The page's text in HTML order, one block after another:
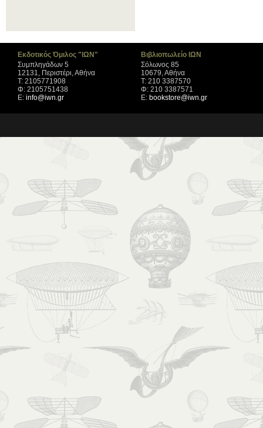
Εκδοτικός Όμιλος "ΙΩΝ"
Συμπληγάδων 5
12131, Περιστέρι, Αθήνα
Τ: 2105771908
Φ: 2105751438
Ε: info@iwn.gr
Βιβλιοπωλείο ΙΩΝ
Σόλωνος 85
10679, Αθήνα
Τ: 210 3387570
Φ: 210 3387571
Ε: bookstore@iwn.gr